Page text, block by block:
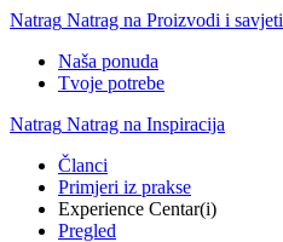
Natrag Natrag na Proizvodi i savjeti
Naša ponuda
Tvoje potrebe
Natrag Natrag na Inspiracija
Članci
Primjeri iz prakse
Experience Centar(i)
Pregled